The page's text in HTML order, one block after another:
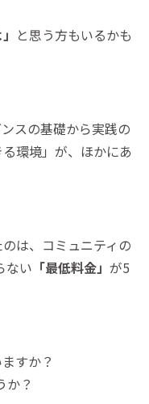
と思う方もいるかも
スの基礎から実践の
環境」が、ほかにあ
は、コミュニティの
ない 「最低料金」 が5
すか？
か？